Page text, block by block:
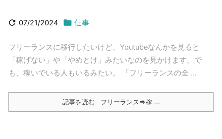
 07/21/2024  仕事
フリーランスに移行したいけど、Youtubeなんかを見ると
「稼げない」や「やめとけ」みたいなのを見かけます。で
も、稼いでいる人もいるみたい。 「フリーランスの全 ...
記事を読む フリーランス⇒稼 ...